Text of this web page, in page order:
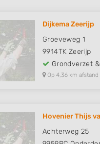
Dijkema Zeerijp
Groeveweg 1
9914TK Zeerijp
Grondverzet
Op 4,36 km afstand
Hovenier Thijs
Achterweg 25